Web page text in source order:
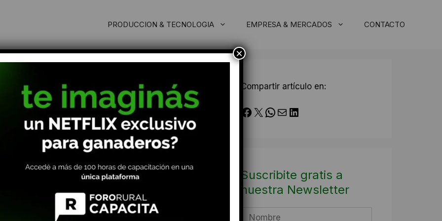
PRODUCCION & TECNOLOGIA EMPRESA & MERCADOS CONTACTO
Compartir artículo en:
Facebook
X WhatsApp
Correo electrónico
LinkedIn
Suscribite gratis a
nuestra Newsletter
×